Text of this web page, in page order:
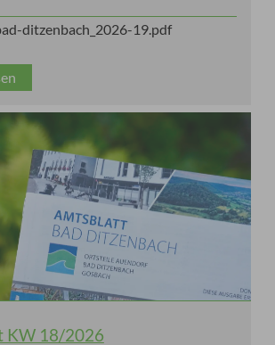
ditzenbach_2026-19.pdf
KW 18/2026